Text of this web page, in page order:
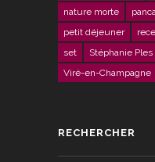
nature morte
petit déjeuner
set
Stéphanie Ples
Viré-en-Champagne
RECHERCHER